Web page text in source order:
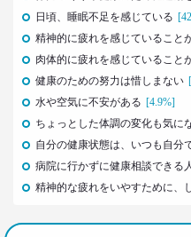
2016.11.30
家族の誕生日祝い、
博報堂 こそだて家族研究所
脇田英津子
2016.10.27
生活定点から見えて
費｣
日頃、睡眠不足を感じている
精神的に疲れを感じていること
肉体的に疲れを感じていること
健康のための努力は惜しまない
水や空気に不安がある [4.9%]
ちょっとした体調の変化も気に
自分の健康状態は、いつも自分
病院に行かずに健康相談できる
精神的な疲れをいやすために、